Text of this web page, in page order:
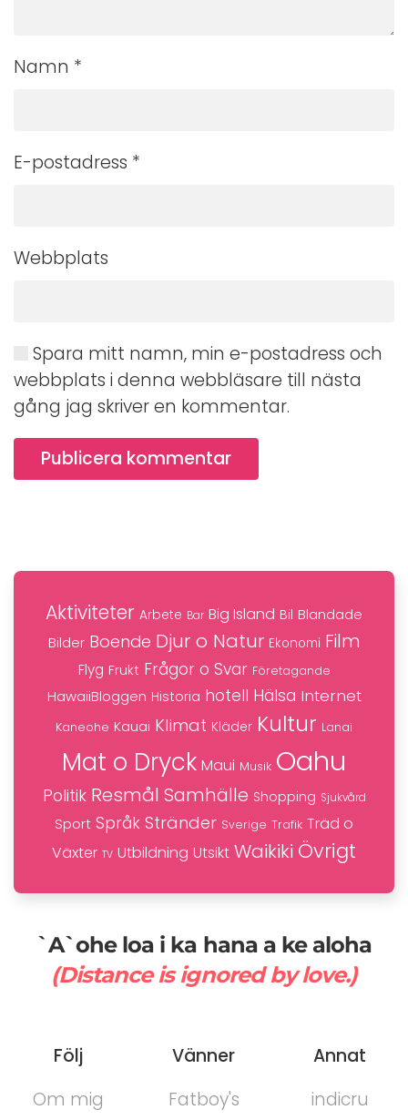
Namn *
E-postadress *
Webbplats
Spara mitt namn, min e-postadress och
webbplats i denna webbläsare till nästa
gång jag skriver en kommentar.
Publicera kommentar
Aktiviteter Arbete Bar Big Island Bil Blandade
Bilder Boende Djur o Natur Ekonomi Film
Flyg Frukt Frågor o Svar Företagande
HawaiiBloggen Historia hotell Hälsa Internet
Kaneohe Kauai Klimat Kläder Kultur Lanai
Mat o Dryck Maui Musik Oahu
Politik Resmål Samhälle Shopping Sjukvård
Sport Språk Stränder Sverige Trafik Träd o
Växter TV Utbildning Utsikt Waikiki Övrigt
`A`ohe loa i ka hana a ke aloha
(Distance is ignored by love.)
Följ
Om mig
Vänner
Fatboy's
Annat
indicru